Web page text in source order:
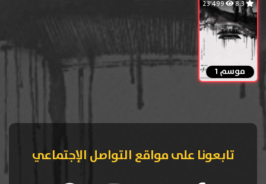
8.3 23٬499
موسم 1
تابعونا على مواقع التواصل الإجتماعي